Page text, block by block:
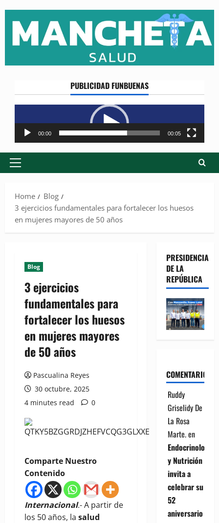
content
PUBLICIDAD FUNBUENAS
Reproductor
de
vídeo
00:00 00:05
Primary
Home
Blog
3 ejercicios fundamentales para fortalecer los huesos
en mujeres mayores de 50 años
Blog
3 ejercicios
fundamentales para
fortalecer los huesos
en mujeres mayores
de 50 años
Pascualina Reyes
30 octubre, 2025
4 minutes read
0
Comparte Nuestro
Contenido
Internacional.- A partir de
los 50 años, la salud
PRESIDENCIA
DE LA
REPÚBLICA
COMENTARIOS
Ruddy
Griselidy De
La Rosa
Marte.en
Endocrinología
y Nutrición
invita a
celebrar su
52
aniversario